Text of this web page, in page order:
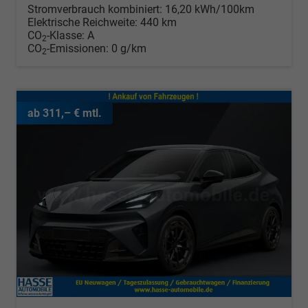
Stromverbrauch kombiniert: 16,20 kWh/100km
Elektrische Reichweite: 440 km
CO2-Klasse: A
CO2-Emissionen: 0 g/km
ab 311,– € mtl.